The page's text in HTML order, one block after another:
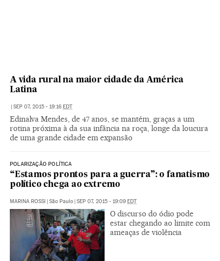
A vida rural na maior cidade da América
Latina
SEP 07, 2015 - 19:16 EDT
Edinalva Mendes, de 47 anos, se mantém, graças a um
rotina próxima à da sua infância na roça, longe da loucura
de uma grande cidade em expansão
POLARIZAÇÃO POLÍTICA
“Estamos prontos para a guerra”: o fanatismo
político chega ao extremo
MARINA ROSSI São Paulo SEP 07, 2015 - 19:09 EDT
O discurso do ódio pode
estar chegando ao limite com
ameaças de violência